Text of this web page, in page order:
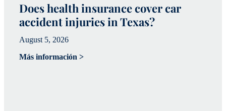
Does health insurance cover car
accident injuries in Texas?
August 5, 2026
Más información >